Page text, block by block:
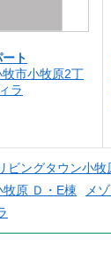
ト
市小牧原2丁
ラ
ビングタウン小牧
牧原 Ｄ・E棟 メ